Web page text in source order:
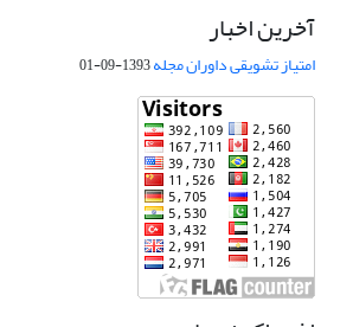
آخرین اخبار
امتیاز تشویقی داوران مجله1393-09-01